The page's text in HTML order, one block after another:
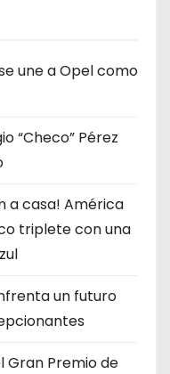
une a Opel como
“Checo” Pérez
a casa! América
triplete con una
un futuro
Gran Premio de